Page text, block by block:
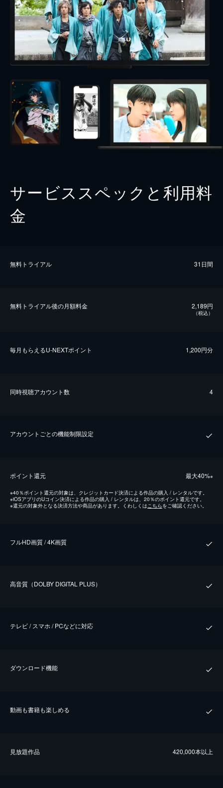
サービススペックと利用料
金
無料トライアル 31日間
無料トライアル後の⽉額料金 2,189円
（税込）
毎⽉もらえるU-NEXTポイント 1,200円分
同時視聴アカウント数 4
アカウントごとの機能制限設定
ポイント還元 最⼤40%※
※40％ポイント還元の対象は、クレジットカード決済による作品の購入 / レンタルです。
※iOSアプリのUコイン決済による作品の購入 / レンタルは、20％のポイント還元です。
※還元の対象外となる決済方法や商品があります。くわしくはこちらをご確認ください。
フルHD画質 / 4K画質
⾼⾳質（DOLBY DIGITAL PLUS）
テレビ / スマホ / PCなどに対応
ダウンロード機能
動画も書籍も楽しめる
⾒放題作品 420,000本以上